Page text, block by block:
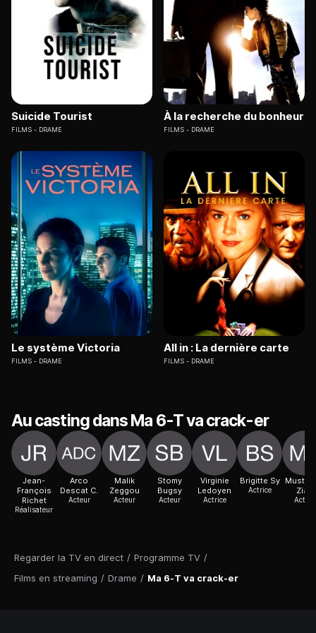
Regarder la TV en direct / Programme TV /
Films en streaming / Drame / Ma 6-T va crack-er
Suicide Tourist
FILMS DRAME
À la recherche du bonheur
FILMS DRAME
Le système Victoria
FILMS DRAME
All in : La dernière carte
FILMS DRAME
Au casting dans Ma 6-T va crack-er
Jean-
François
Richet
Réalisateur
Arco
Descat C.
Acteur
Malik
Zeggou
Acteur
Stomy
Bugsy
Acteur
Virginie
Ledoyen
Actrice
Brigitte Sy
Actrice
Ziad
Acteur